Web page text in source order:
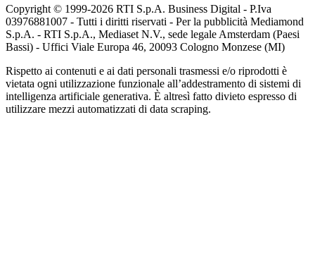
Copyright © 1999-2026 RTI S.p.A. Business Digital - P.Iva
03976881007 - Tutti i diritti riservati - Per la pubblicità Mediamond
S.p.A. - RTI S.p.A., Mediaset N.V., sede legale Amsterdam (Paesi
Bassi) - Uffici Viale Europa 46, 20093 Cologno Monzese (MI)
Rispetto ai contenuti e ai dati personali trasmessi e/o riprodotti è
vietata ogni utilizzazione funzionale all’addestramento di sistemi di
intelligenza artificiale generativa. È altresì fatto divieto espresso di
utilizzare mezzi automatizzati di data scraping.